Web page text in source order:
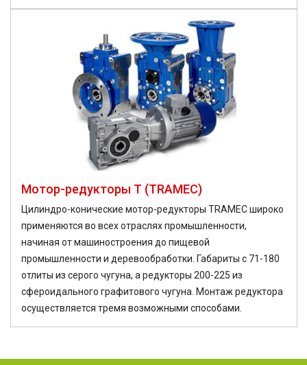
Мотор-редукторы T (TRAMEC)
Цилиндро-конические мотор-редукторы TRAMEC широко
применяются во всех отраслях промышленности,
начиная от машиностроения до пищевой
промышленности и деревообработки. Габариты с 71-180
отлиты из серого чугуна, а редукторы 200-225 из
сфероидального графитового чугуна. Монтаж редуктора
осуществляется тремя возможными способами.